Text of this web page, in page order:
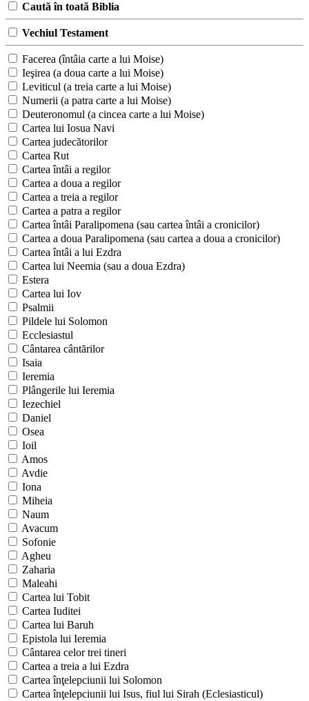
Caută în toată Biblia
Vechiul Testament
Facerea (întâia carte a lui Moise)
Ieşirea (a doua carte a lui Moise)
Leviticul (a treia carte a lui Moise)
Numerii (a patra carte a lui Moise)
Deuteronomul (a cincea carte a lui Moise)
Cartea lui Iosua Navi
Cartea judecătorilor
Cartea Rut
Cartea întâi a regilor
Cartea a doua a regilor
Cartea a treia a regilor
Cartea a patra a regilor
Cartea întâi Paralipomena (sau cartea întâi a cronicilor)
Cartea a doua Paralipomena (sau cartea a doua a cronicilor)
Cartea întâi a lui Ezdra
Cartea lui Neemia (sau a doua Ezdra)
Estera
Cartea lui Iov
Psalmii
Pildele lui Solomon
Ecclesiastul
Cântarea cântărilor
Isaia
Ieremia
Plângerile lui Ieremia
Iezechiel
Daniel
Osea
Ioil
Amos
Avdie
Iona
Miheia
Naum
Avacum
Sofonie
Agheu
Zaharia
Maleahi
Cartea lui Tobit
Cartea Iuditei
Cartea lui Baruh
Epistola lui Ieremia
Cântarea celor trei tineri
Cartea a treia a lui Ezdra
Cartea înţelepciunii lui Solomon
Cartea înţelepciunii lui Isus, fiul lui Sirah (Eclesiasticul)